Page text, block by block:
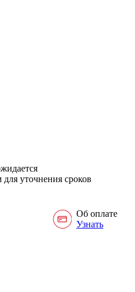
уточнения сроков
Об оплате
Узнать